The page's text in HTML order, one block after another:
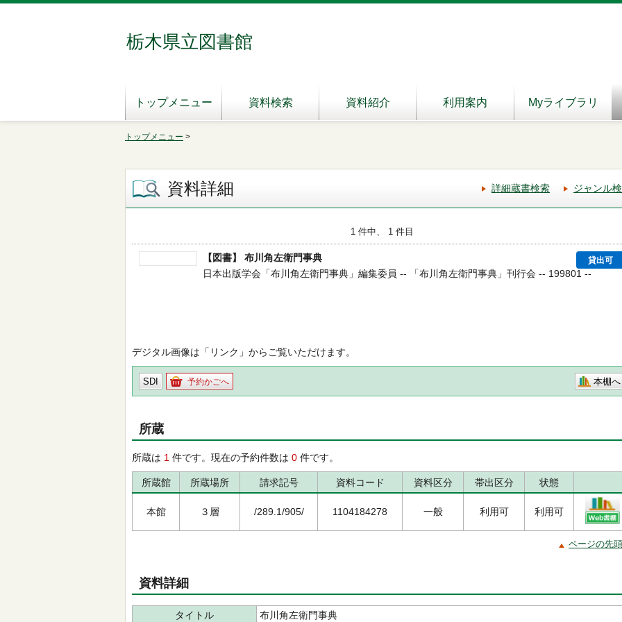
栃木県立図書館
トップメニュー 資料検索 資料紹介 利用案内 Myライブラリ
トップメニュー >
資料詳細 詳細蔵書検索 ジャンル
1 件中、 1 件目
【図書】 布川角左衛門事典 貸出可
日本出版学会「布川角左衛門事典」編集委員 -- 「布川角左衛門事典」刊行会 -- 199801 --
デジタル画像は「リンク」からご覧いただけます。
SDI 予約かごへ 本棚へ
所蔵
所蔵は 1 件です。現在の予約件数は 0 件です。
所蔵館 所蔵場所 請求記号 資料コード 資料区分 帯出区分 状態
本館 ３層 /289.1/905/ 1104184278 一般 利用可 利用可
ページの先
資料詳細
タイトル 布川角左衛門事典